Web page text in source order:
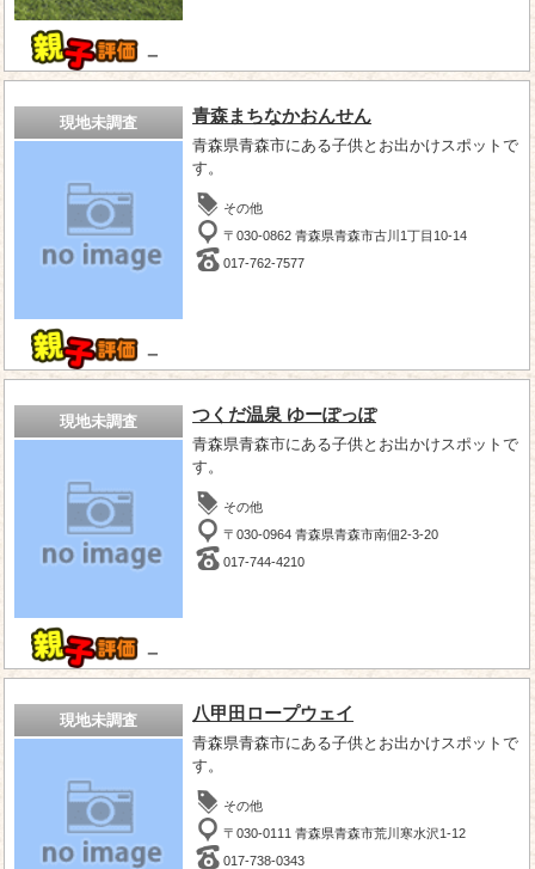
－
現地未調査
－
青森まちなかおんせん
青森県青森市にある子供とお出かけスポットで
す。
その他
〒030-0862 青森県青森市古川1丁目10-14
017-762-7577
現地未調査
－
つくだ温泉 ゆーぽっぽ
青森県青森市にある子供とお出かけスポットで
す。
その他
〒030-0964 青森県青森市南佃2-3-20
017-744-4210
現地未調査 八甲田ロープウェイ
青森県青森市にある子供とお出かけスポットで
す。
その他
〒030-0111 青森県青森市荒川寒水沢1-12
017-738-0343